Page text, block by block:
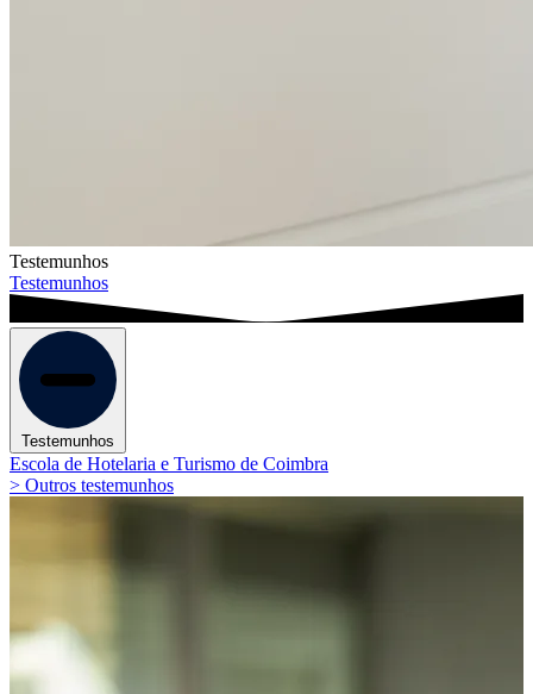
Testemunhos
Testemunhos
Testemunhos
Escola de Hotelaria e Turismo de Coimbra
> Outros testemunhos